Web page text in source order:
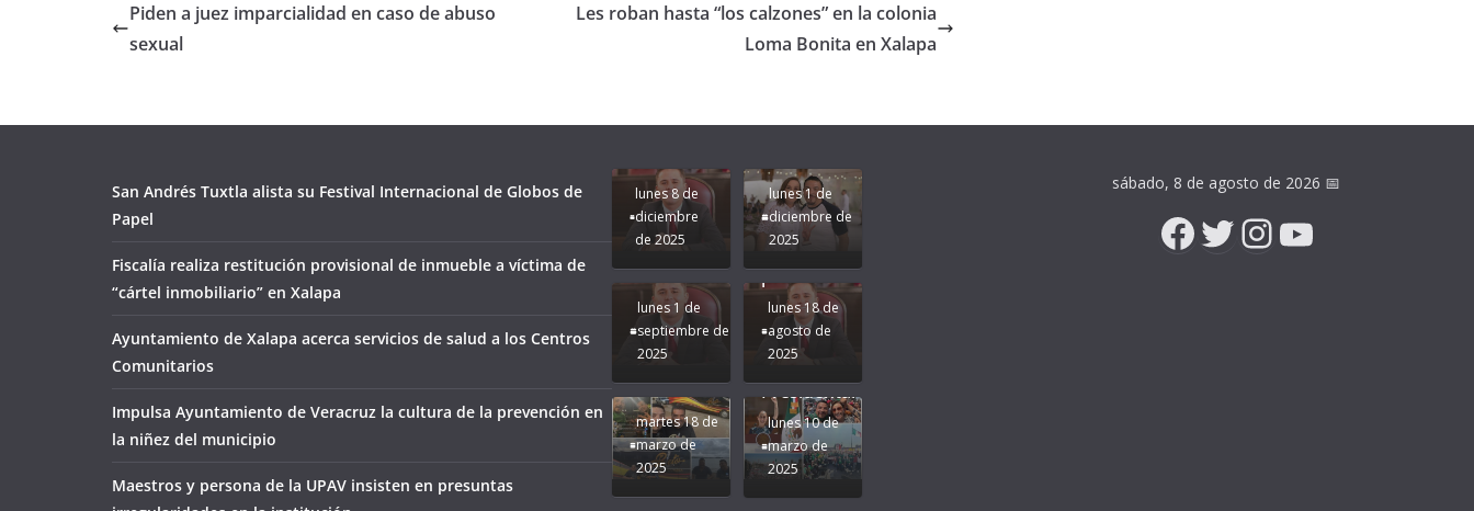
Piden a juez imparcialidad en caso de abuso
sexual
Les roban hasta “los calzones” en la colonia
Loma Bonita en Xalapa
San Andrés Tuxtla alista su Festival Internacional de Globos de
Papel
Fiscalía realiza restitución provisional de inmueble a víctima de
“cártel inmobiliario” en Xalapa
Ayuntamiento de Xalapa acerca servicios de salud a los Centros
Comunitarios
Impulsa Ayuntamiento de Veracruz la cultura de la prevención en
la niñez del municipio
Maestros y persona de la UPAV insisten en presuntas
lunes 8 de
diciembre
de 2025
lunes 1 de
diciembre de
2025
Apoyo y
Seguimos la
Ruta que
Marca
Nuestra
Rocío Nahle.
lunes 1 de
septiembre de
2025
Pongamos
de moda;
San
Andrés
Tuxtla
presente.
lunes 18 de
agosto de
2025
Difamación
martes 18 de
marzo de
2025
Presidenta!
lunes 10 de
marzo de
2025
sábado, 8 de agosto de 2026 📅
Facebook
Twitter
Instagram
YouTube